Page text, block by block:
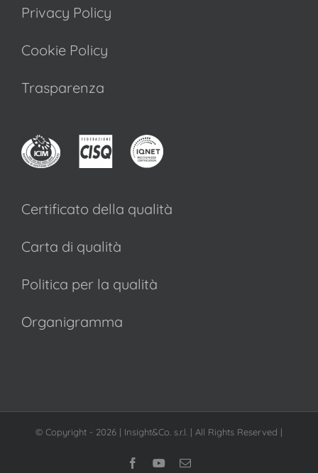
Privacy Policy
Cookie Policy
Trasparenza
Certificato della qualità
Carta di qualità
Politica per la qualità
Organigramma
© Copyright - 2026 | Insight&Co. s.r.l. | All Rights Reserved |
FacebookYouTubeEmail